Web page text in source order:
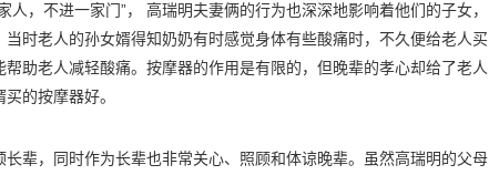
人，不进一家门”， 高瑞明夫妻俩的行为也深深地影响着他们的子女，
时老人的孙女婿得知奶奶有时感觉身体有些酸痛时，不久便给老人买
助老人减轻酸痛。按摩器的作用是有限的，但晚辈的孝心却给了老人
的按摩器好。
辈，同时作为长辈也非常关心、照顾和体谅晚辈。虽然高瑞明的父母